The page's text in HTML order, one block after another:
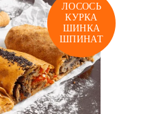
ЛОСОСЬ
КУРКА
ШИНКА
ШПИНАТ